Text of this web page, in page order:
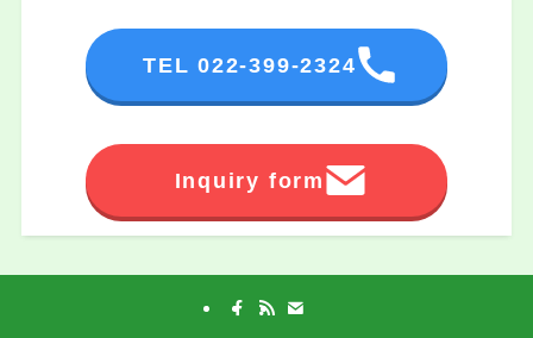
TEL 022-399-2324
Inquiry form